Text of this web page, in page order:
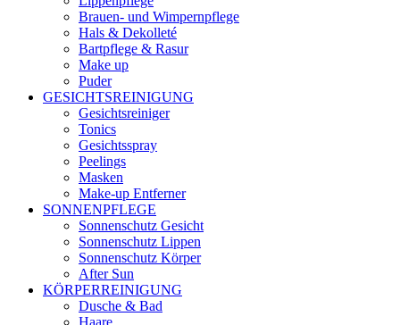
Brauen- und Wimpernpflege
Hals & Dekolleté
Bartpflege & Rasur
Make up
Puder
GESICHTSREINIGUNG
Gesichtsreiniger
Tonics
Gesichtsspray
Peelings
Masken
Make-up Entferner
SONNENPFLEGE
Sonnenschutz Gesicht
Sonnenschutz Lippen
Sonnenschutz Körper
After Sun
KÖRPERREINIGUNG
Dusche & Bad
Haare